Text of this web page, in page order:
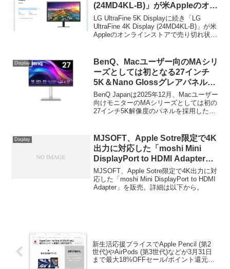
の価格帯で発売するのだろうか？詳細は
以下から。
(24MD4KL-B)」が米Appleのオン
ラインストアで売り切れ状態に。
LG UltraFine 5K Displayに続き「LG
UltraFine 4K Display (24MD4KL-B)」が米
Appleのオンラインストアで売り切れ状態
Display
BenQ、Macユーザー向のMAシリ
ーズとしては初となる27インチ
5K＆Nano Glossグレアパネルを
採用したモニター「MA270S」の
販売を開始。31.5インチ4K120Hz
の「MA320UG」も今後発売へ。
BenQ Japanは2025年12月、Macユーザー
向けモニターのMAシリーズとしては初の
27インチ5K解像度のパネルを採用した
したが、このモニターの販売が開始され
ています。
Display
MJSOFT、Apple Sotre限定で4K
出力に対応した「moshi Mini
DisplayPort to HDMI Adapter
(4K)」を販売。
MJSOFT、Apple Sotre限定で4K出力に対
応した「moshi Mini DisplayPort to HDMI
Adapter」を販売。詳細は以下から。
新生活応援プライスでApple Pencil (第2
世代)やAirPods (第3世代)などが3月31日
まで最大18%OFFセール/ポイント還元